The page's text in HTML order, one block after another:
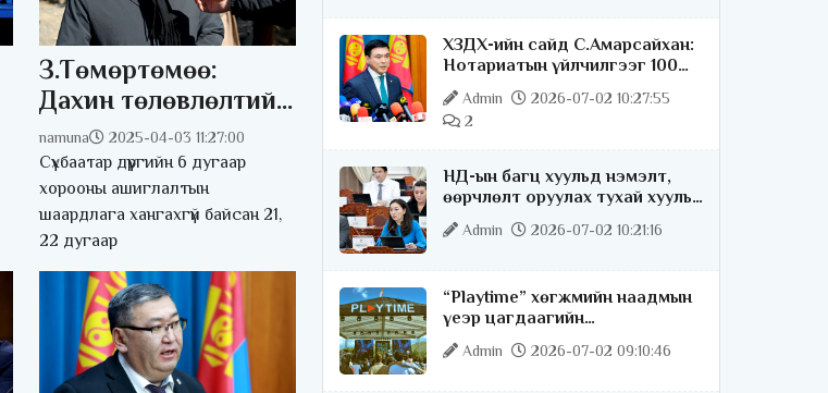
З.Төмөртөмөө:
Дахин төлөвлөлтийн
улмаас хохирсон
иргэдийг түр орон
сууцаар хангана
namuna 2025-04-03 11:27:00
Сүхбаатар дүүргийн 6 дугаар
хорооны ашиглалтын
шаардлага хангахгүй байсан 21,
22 дугаар
ХЗДХ-ийн сайд С.Амарсайхан:
Нотариатын үйлчилгээг 100
хувь цахимжуулна
Admin
2026-07-02 10:27:55
2
НД-ын багц хуульд нэмэлт,
өөрчлөлт оруулах тухай хууль
батлагдлаа
Admin 2026-07-02 10:21:16
“Playtime” хөгжмийн наадмын
үеэр цагдаагийн
байгууллагаас 24 цагаар
хяналт тавина
Admin 2026-07-02 09:10:46